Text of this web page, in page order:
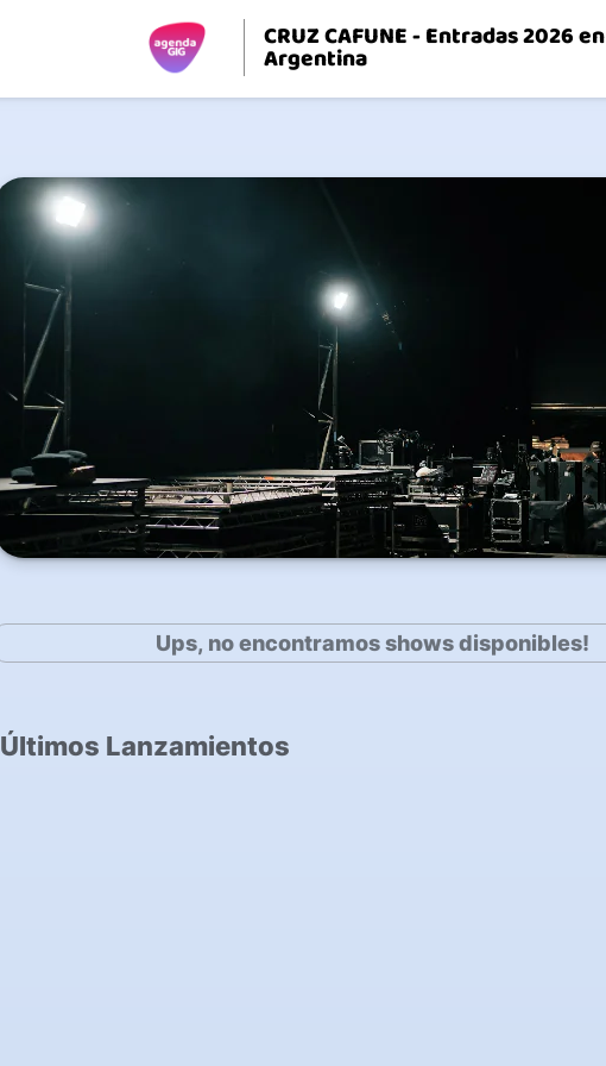
CRUZ CAFUNE - Entradas 2026 en
Argentina
Ups, no encontramos shows disponibles!
Últimos Lanzamientos